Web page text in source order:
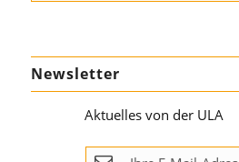
Newsletter
Aktuelles von der ULA